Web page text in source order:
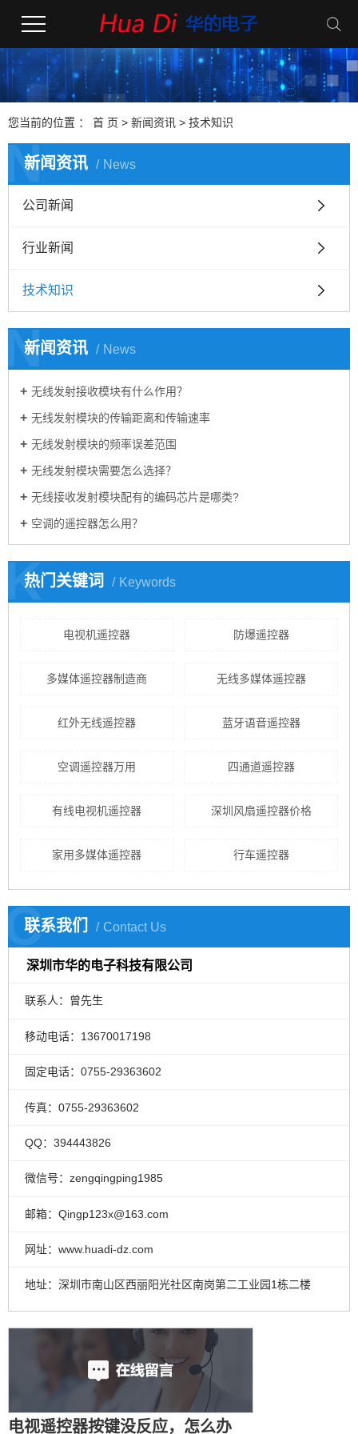
您当前的位置 ： 首 页 > 新闻资讯 > 技术知识
新闻资讯 News
N
公司新闻
行业新闻
技术知识
新闻资讯 News
N
无线发射接收模块有什么作用？
无线发射模块的传输距离和传输速率
无线发射模块的频率误差范围
无线发射模块需要怎么选择？
无线接收发射模块配有的编码芯片是哪类?
空调的遥控器怎么用？
热门关键词 Keywords
K
电视机遥控器 防爆遥控器
多媒体遥控器制造商 无线多媒体遥控器
红外无线遥控器 蓝牙语音遥控器
空调遥控器万用 四通道遥控器
有线电视机遥控器 深圳风扇遥控器价格
家用多媒体遥控器 行车遥控器
联系我们 Contact Us
C
深圳市华的电子科技有限公司
联系人：曾先生
移动电话：13670017198
固定电话：0755-29363602
传真：0755-29363602
QQ：394443826
微信号：zengqingping1985
邮箱：Qingp123x@163.com
网址：www.huadi-dz.com
地址：深圳市南山区西丽阳光社区南岗第二工业园1栋二楼
电视遥控器按键没反应，怎么办